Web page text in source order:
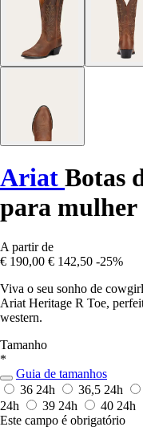
Ariat Botas
para mulher
A partir de
€ 190,00 € 142,50 -25%
Viva o seu sonho de
Ariat Heritage R Toe,
western.
Tamanho
*
Guia de tamanhos
36 24h 36,5 24h
24h
39 24h 40 24h
Este campo é obrigatório